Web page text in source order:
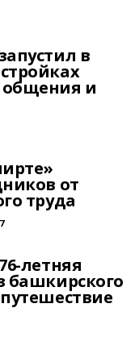
в
и
от
труда
летняя
башкирского